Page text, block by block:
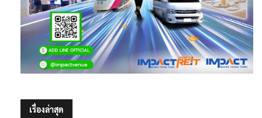
เรื่องล่าสุด